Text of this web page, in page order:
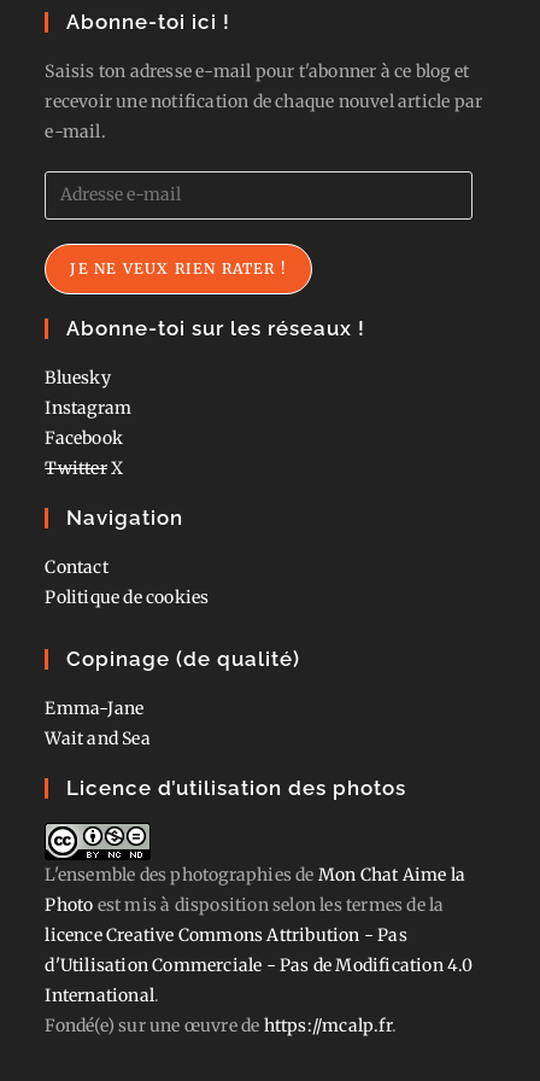
Abonne-toi ici !
Saisis ton adresse e-mail pour t'abonner à ce blog et
recevoir une notification de chaque nouvel article par
e-mail.
Adresse
e-
mail
JE NE VEUX RIEN RATER !
Abonne-toi sur les réseaux !
Bluesky
Instagram
Facebook
TwitterX
Navigation
Contact
Politique de cookies
Copinage (de qualité)
Emma-Jane
Wait and Sea
Licence d’utilisation des photos
L'ensemble des photographiesde Mon Chat Aime la
Photo est mis à disposition selon les termes de la
licence Creative Commons Attribution - Pas
d'Utilisation Commerciale - Pas de Modification 4.0
International.
Fondé(e) sur une œuvre de https://mcalp.fr.